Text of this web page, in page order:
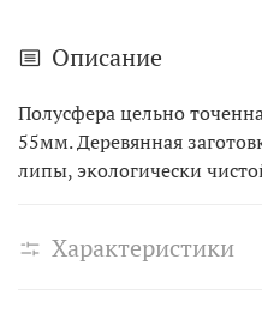
об их здоровье и
Описание
Полусфера цельно
55мм. Деревянная
липы, экологически
Характеристики